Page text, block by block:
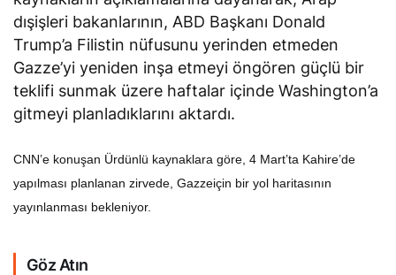
dışişleri bakanlarının, ABD Başkanı Donald
Trump’a Filistin nüfusunu yerinden etmeden
Gazze’yi yeniden inşa etmeyi öngören güçlü bir
teklifi sunmak üzere haftalar içinde Washington’a
gitmeyi planladıklarını aktardı.
CNN’e konuşan Ürdünlü kaynaklara göre, 4 Mart’ta Kahire’de
yapılması planlanan zirvede, Gazzeiçin bir yol haritasının
yayınlanması bekleniyor.
Göz Atın